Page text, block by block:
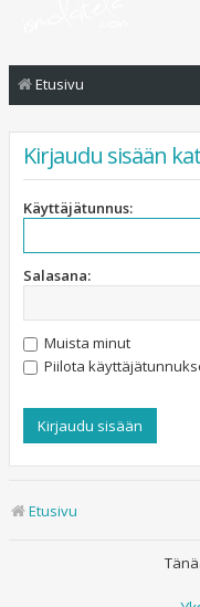
Etusivu
Kirjaudu sisään
Käyttäjätunnus:
Salasana:
Muista minut
Piilota
Etusivu